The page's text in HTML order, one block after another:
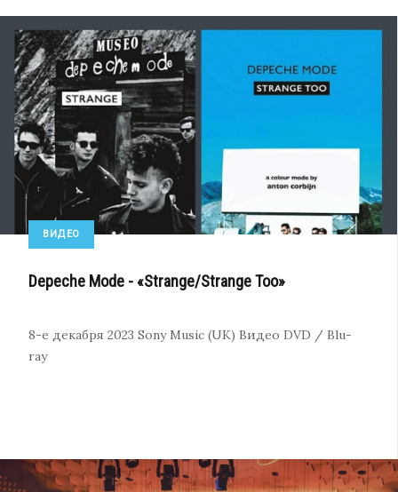
ВИДЕО
Depeche Mode - «Strange/Strange Too»
8-е декабря 2023 Sony Music (UK) Видео DVD / Blu-
ray